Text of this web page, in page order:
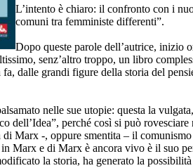
L’intento è chiaro: il confronto con i
comuni tra femministe differenti”.
Dopo queste parole dell’autrice, inizio
senz’altro troppo, un libro
dalle grandi figure della storia del
nelle sue utopie: questa la
dell’Idea”, perché così si può
Marx -, oppure smentita – il
Marx e di Marx è ancora vivo è il suo
la storia, ha generato la